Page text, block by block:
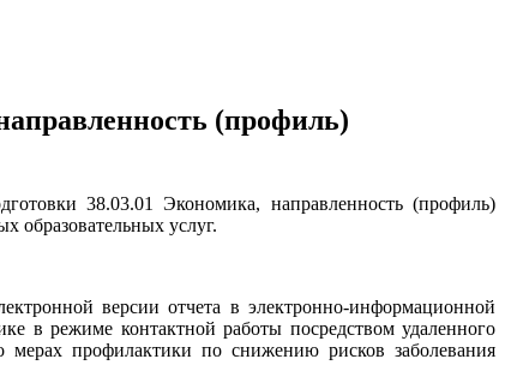
(профиль)
38.03.01 Экономика, направленность (профиль)
образовательных услуг.
версии отчета в электронно-информационной
в режиме контактной работы посредством удаленного
профилактики по снижению рисков заболевания